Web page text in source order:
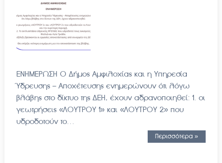
ΕΝΗΜΕΡΩΣΗ Ο Δήμος Αμφιλοχίας και η Υπηρεσία
Ύδρευσης – Αποχέτευσης ενημερώνουν ότι λόγω
βλάβης στο δίκτυο της ΔΕΗ, έχουν αδρανοποιηθεί: 1. οι
γεωτρήσεις «ΛΟΥΤΡΟΥ 1» και «ΛΟΥΤΡΟΥ 2» που
υδροδοτούν το…
Περισσότερα »